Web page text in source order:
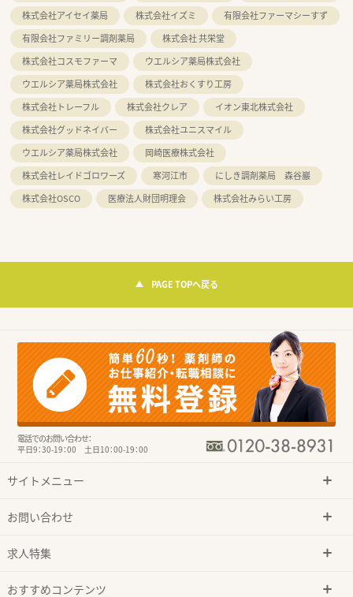
株式会社アイセイ薬局
株式会社イズミ
有限会社ファーマシーすず
有限会社ファミリー調剤薬局
株式会社 共栄堂
株式会社コスモファーマ
ウエルシア薬局株式会社
ウエルシア薬局株式会社
株式会社おくすり工房
株式会社トレーフル
株式会社クレア
イオン東北株式会社
株式会社グッドネイバー
株式会社ユニスマイル
ウエルシア薬局株式会社
岡崎医療株式会社
株式会社レイドゴロワーズ
寒河江市
にしき調剤薬局 森谷巖
株式会社OSCO
医療法人財団明理会 株式会社みらい工房
PAGE TOPへ戻る
電話でのお問い合わせ：
平日9：30-19：00 土日10：00-19：00
サイトメニュー
お問い合わせ
求人特集
おすすめコンテンツ